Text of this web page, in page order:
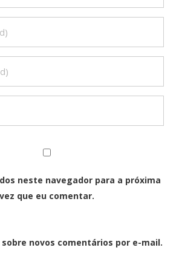
neste navegador para a próxima
vez que eu comentar.
novos comentários por e-mail.